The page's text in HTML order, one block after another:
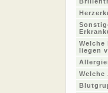
Welche
liegen
Welche